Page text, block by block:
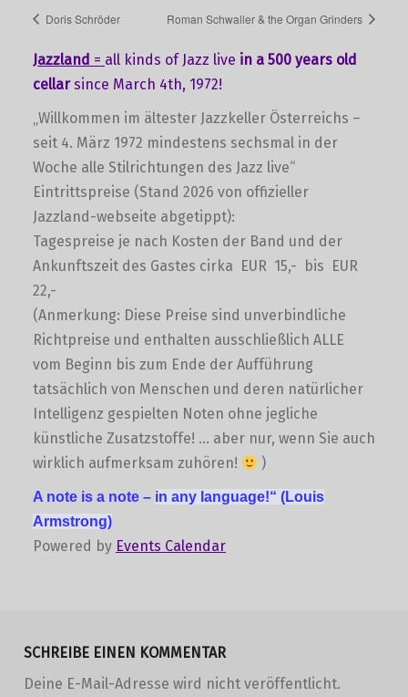
Doris Schröder Roman Schwaller & the Organ Grinders
Jazzland = all kinds of Jazz live in a 500 years old
cellarsince March 4th, 1972!
„Willkommen im ältester Jazzkeller Österreichs –
seit 4. März 1972 mindestens sechsmal in der
Woche alle Stilrichtungen des Jazz live“
Eintrittspreise (Stand 2026 von offizieller
Jazzland-webseite abgetippt):
Tagespreise je nach Kosten der Band und der
Ankunftszeit des Gastes cirka EUR 15,- bis EUR
22,-
(Anmerkung: Diese Preise sind unverbindliche
Richtpreise und enthalten ausschließlich ALLE
vom Beginn bis zum Ende der Aufführung
tatsächlich von Menschen und deren natürlicher
Intelligenz gespielten Noten ohne jegliche
künstliche Zusatzstoffe! … aber nur, wenn Sie auch
wirklich aufmerksam zuhören!
)
A note is a note – in any language!“ (Louis
Armstrong)
Powered by Events Calendar
SCHREIBE EINEN KOMMENTAR
Deine E-Mail-Adresse wird nicht veröffentlicht.